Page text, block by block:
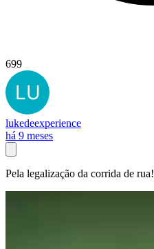
699
lukedeexperience
há 9 meses
Pela legalização da corrida de rua!